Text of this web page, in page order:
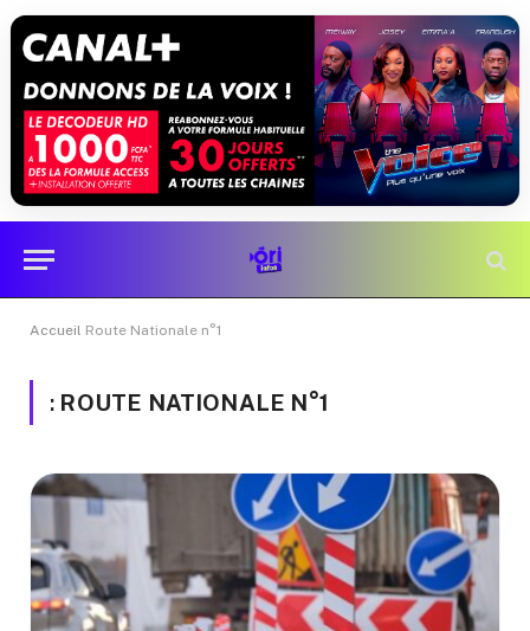
Accueil Route Nationale n°1
: ROUTE NATIONALE N°1